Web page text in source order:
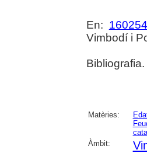
En: 160254
Vimbodí i
Bibliografia.
Matèries:
Àmbit: